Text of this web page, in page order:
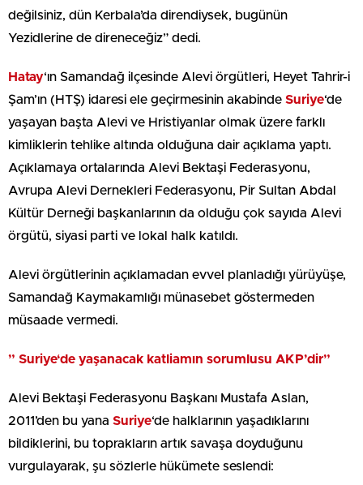
değilsiniz, dün Kerbala’da direndiysek, bugünün
Yezidlerine de direneceğiz” dedi.
Hatay‘ın Samandağ ilçesinde Alevi örgütleri, Heyet Tahrir-i
Şam’ın (HTŞ) idaresi ele geçirmesinin akabinde Suriye‘de
yaşayan başta Alevi ve Hristiyanlar olmak üzere farklı
kimliklerin tehlike altında olduğuna dair açıklama yaptı.
Açıklamaya ortalarında Alevi Bektaşi Federasyonu,
Avrupa Alevi Dernekleri Federasyonu, Pir Sultan Abdal
Kültür Derneği başkanlarının da olduğu çok sayıda Alevi
örgütü, siyasi parti ve lokal halk katıldı.
Alevi örgütlerinin açıklamadan evvel planladığı yürüyüşe,
Samandağ Kaymakamlığı münasebet göstermeden
müsaade vermedi.
” Suriye‘de yaşanacak katliamın sorumlusu AKP’dir”
Alevi Bektaşi Federasyonu Başkanı Mustafa Aslan,
2011’den bu yana Suriye‘de halklarının yaşadıklarını
bildiklerini, bu toprakların artık savaşa doyduğunu
vurgulayarak, şu sözlerle hükümete seslendi: